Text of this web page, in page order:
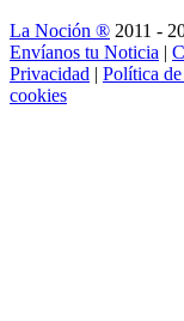
La Noción ® 2011 -
Envíanos tu Noticia |
Privacidad | Política
cookies